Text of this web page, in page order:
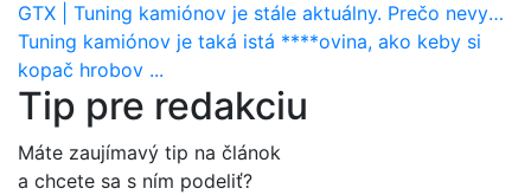
GTX
Tuning kamiónov je stále aktuálny. Prečo nevyhynul ako pri osobákoch?
Tuning kamiónov je taká istá ****ovina, ako keby si
kopač hrobov ...
Tip pre redakciu
Máte zaujímavý tip na článok
a chcete sa s ním podeliť?